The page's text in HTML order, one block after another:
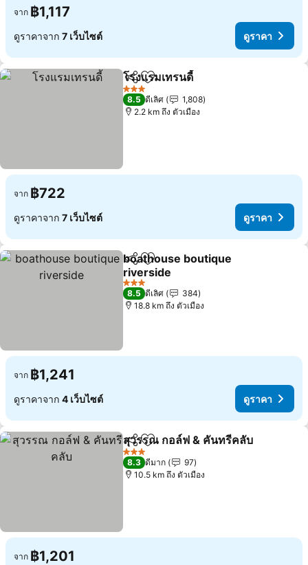
จาก ฿1,117
ดูราคาจาก 7 เว็บไซต์ ดูราคา
แชร์ เพิ่มในรายการโปรด
โรงแรมเทรนดี้
3 ดาว
8.5 ดีเลิศ
1,808
2.2 km ถึง ตัวเมือง
จาก ฿722
ดูราคาจาก 7 เว็บไซต์ ดูราคา
แชร์ เพิ่มในรายการโปรด
boathouse boutique
riverside
ดูราคา
3 ดาว
8.5 ดีเลิศ
384
18.8 km ถึง ตัวเมือง
จาก ฿1,241
ดูราคาจาก 4 เว็บไซต์ ดูราคา
แชร์ เพิ่มในรายการโปรด
สุวรรณ กอล์ฟ & คันทรีคลับ
3 ดาว
8.3 ดีมาก
97
10.5 km ถึง ตัวเมือง
จาก ฿1,201